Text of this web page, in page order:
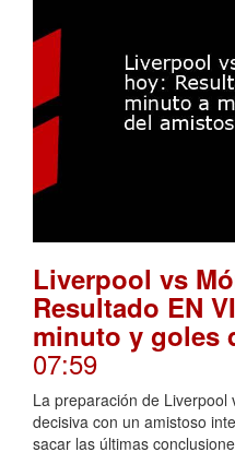
Liverpool vs
Resultado EN
minuto y goles
07:59
La preparación de
decisiva con un amistoso
sacar las últimas